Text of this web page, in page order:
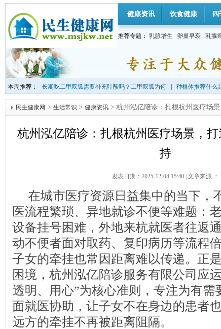
健康资讯 饮食健康
推荐专题： 乳腺增生 卵巢早衰 乳腺
本周推荐： 长期吃二甲双胍需要补充叶酸吗？二甲双胍为何 种植体推荐什么
民生健康网 > 生活常识 > 健康资讯 > 杭州泓亿陪诊：扎根杭州医疗场
杭州泓亿陪诊：扎根杭州医疗场景，
持
发表日期：2025-12-04 15:40 文章来源 ：
在城市医疗资源日益集中的当下，
医流程繁琐、异地就诊不便等难题：
设备挂号困难，外地来杭就医者往返
动不便者面对取药、复印病历等流程
子女的牵挂也常因距离难以传递。正
困境，杭州泓亿陪诊服务有限公司应
透明、用心”为核心准则，专注为有需
面就医协助，让子女不在身边的患者
远方的牵挂不再被距离阻隔。